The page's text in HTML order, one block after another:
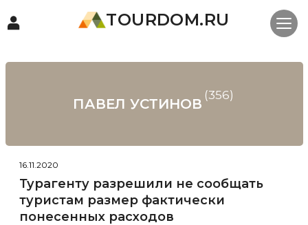
TOURDOM.RU
ПАВЕЛ УСТИНОВ
(356)
16.11.2020
Турагенту разрешили не сообщать
туристам размер фактически
понесенных расходов